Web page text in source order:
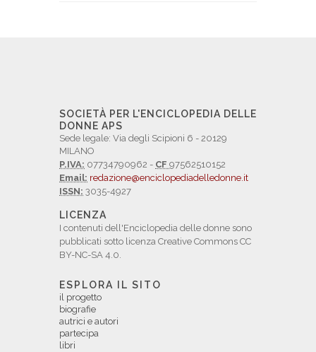
SOCIETÀ PER L'ENCICLOPEDIA DELLE
DONNE APS
Sede legale: Via degli Scipioni 6 - 20129
MILANO
P.IVA: 07734790962 - CF 97562510152
Email: redazione@enciclopediadelledonne.it
ISSN: 3035-4927
LICENZA
I contenuti dell'Enciclopedia delle donne sono
pubblicati sotto licenza Creative Commons CC
BY-NC-SA 4.0.
ESPLORA IL SITO
il progetto
biografie
autrici e autori
partecipa
libri